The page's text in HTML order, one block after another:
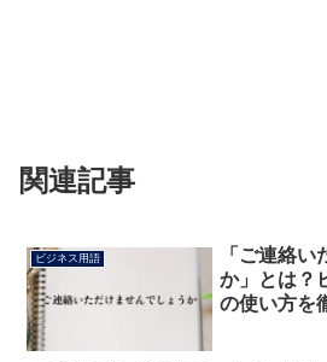
関連記事
ビジネス用語
「ご連絡い
か」とは？
の使い方を